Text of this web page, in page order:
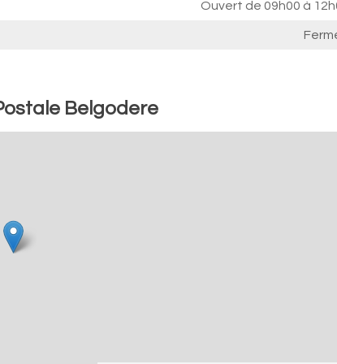
Ouvert de 09h00 à
Belgodere